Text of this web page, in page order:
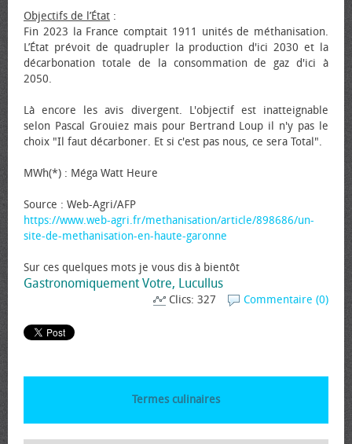
Objectifs de l’État :
Fin 2023 la France comptait 1911 unités de méthanisation.
L’État prévoit de quadrupler la production d'ici 2030 et la
décarbonation totale de la consommation de gaz d'ici à
2050.
Là encore les avis divergent. L'objectif est inatteignable
selon Pascal Grouiez mais pour Bertrand Loup il n'y pas le
choix "Il faut décarboner. Et si c'est pas nous, ce sera Total".
MWh(*) : Méga Watt Heure
Source : Web-Agri/AFP
https://www.web-agri.fr/methanisation/article/898686/un-
site-de-methanisation-en-haute-garonne
Sur ces quelques mots je vous dis à bientôt
Gastronomiquement Votre, Lucullus
Commentaire (0)
Clics: 327
Termes culinaires